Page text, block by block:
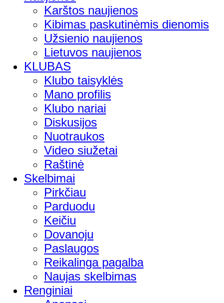
Karštos naujienos
Kibimas paskutinėmis dienomis
Užsienio naujienos
Lietuvos naujienos
KLUBAS
Klubo taisyklės
Mano profilis
Klubo nariai
Diskusijos
Nuotraukos
Video siužetai
Raštinė
Skelbimai
Pirkčiau
Parduodu
Keičiu
Dovanoju
Paslaugos
Reikalinga pagalba
Naujas skelbimas
Renginiai